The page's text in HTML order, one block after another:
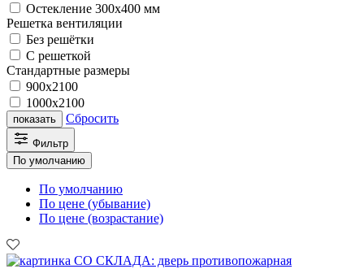
Остекление 300х400 мм
Решетка вентиляции
Без решётки
С решеткой
Стандартные размеры
900х2100
1000х2100
показать Сбросить
Фильтр
По умолчанию
По умолчанию
По цене (убывание)
По цене (возрастание)